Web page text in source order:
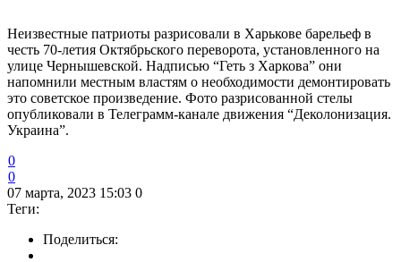
Неизвестные патриоты разрисовали в Харькове барельеф в
честь 70-летия Октябрьского переворота, установленного на
улице Чернышевской. Надписью “Геть з Харкова” они
напомнили местным властям о необходимости демонтировать
это советское произведение. Фото разрисованной стелы
опубликовали в Телеграмм-канале движения “Деколонизация.
Украина”.
0
0
07 марта, 2023 15:03 0
Теги:
Поделиться: